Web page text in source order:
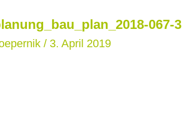
067-3
/ 3. April 2019